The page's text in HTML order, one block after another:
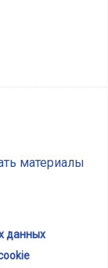
материалы
данных